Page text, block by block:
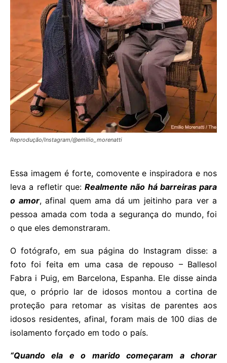
Reprodução/Instagram/@emilio_morenatti
Essa imagem é forte, comovente e inspiradora e nos
leva a refletir que: Realmente não há barreiras para
o amor, afinal quem ama dá um jeitinho para ver a
pessoa amada com toda a segurança do mundo, foi
o que eles demonstraram.
O fotógrafo, em sua página do Instagram disse: a
foto foi feita em uma casa de repouso – Ballesol
Fabra i Puig, em Barcelona, Espanha. Ele disse ainda
que, o próprio lar de idosos montou a cortina de
proteção para retomar as visitas de parentes aos
idosos residentes, afinal, foram mais de 100 dias de
isolamento forçado em todo o país.
“Quando ela e o marido começaram a chorar